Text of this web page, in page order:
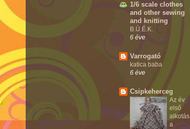
1/6 scale clothes
and other sewing
and knitting
B.Ú.É.K.
6 éve
Varrogató
katica baba
6 éve
Csipkeherceg
Az év
első
alkotás
a